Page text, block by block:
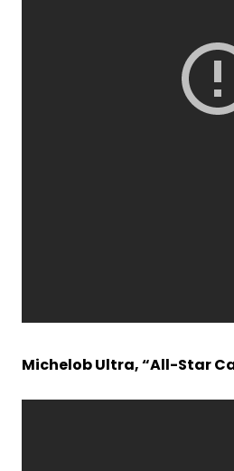
Michelob Ultra, “All-Star